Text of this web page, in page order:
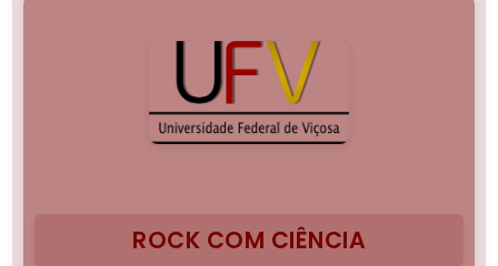
ROCK COM CIÊNCIA